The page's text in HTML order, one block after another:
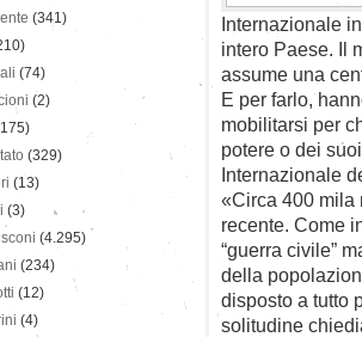
Internazionale
intero Paese. Il
assume una
E per farlo,
mobilitarsi per
potere o dei
Internazionale
«Circa 400 mila
recente. Come
“guerra civile”
della
disposto a tutto
solitudine
(341)
(74)
(2)
(329)
(13)
(3)
(4.295)
(234)
(12)
(4)